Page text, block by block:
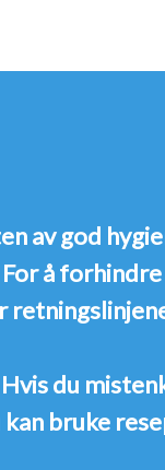
av god
å
Hvis du
kan bruke